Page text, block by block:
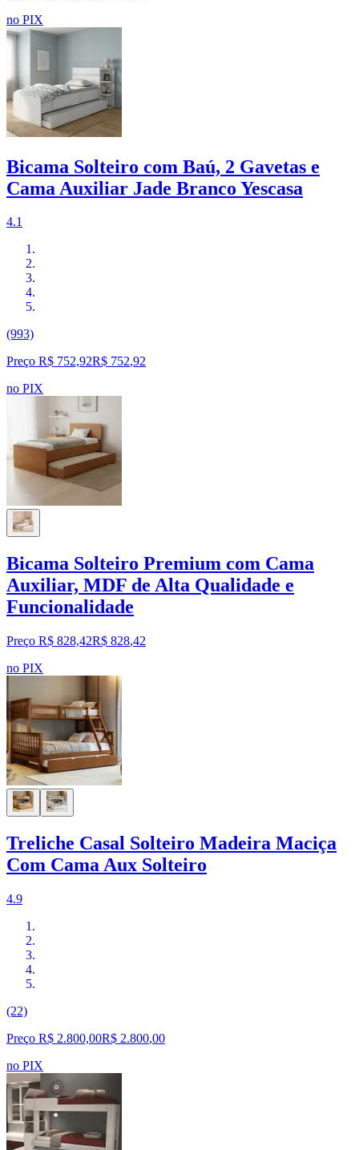
no PIX
Bicama Solteiro com Baú, 2 Gavetas e
Cama Auxiliar Jade Branco Yescasa
4.1
(993)
Preço R$ 752,92R$ 752,92
no PIX
Bicama Solteiro Premium com Cama
Auxiliar, MDF de Alta Qualidade e
Funcionalidade
Preço R$ 828,42R$ 828,42
no PIX
Treliche Casal Solteiro Madeira Maciça
Com Cama Aux Solteiro
4.9
(22)
Preço R$ 2.800,00R$ 2.800,00
no PIX